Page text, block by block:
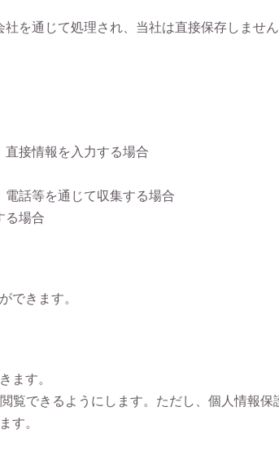
を通じて処理され、当社は直接保存しませ
接情報を入力する場合
話等を通じて収集する場合
る場合
できます。
ます。
覧できるようにします。ただし、個人情報
す。